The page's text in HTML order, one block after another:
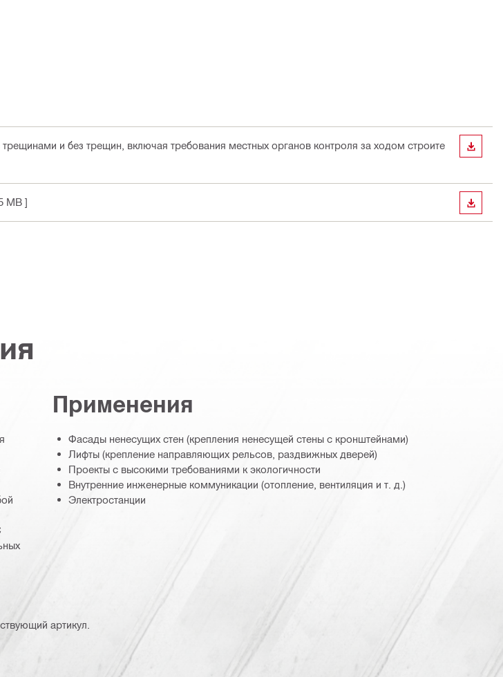
и без трещин, включая требования местных органов контроля за ходом строите
MB ]
Применения
Фасады ненесущих стен (крепления ненесущей стены с кронштейнами)
Лифты (крепление направляющих рельсов, раздвижных дверей)
Проекты с высокими требованиями к экологичности
Внутренние инженерные коммуникации (отопление, вентиляция и т. д.)
Электростанции
артикул.